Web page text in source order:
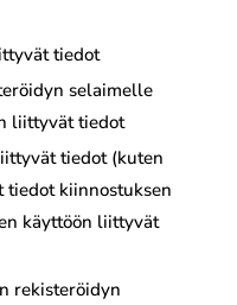
tiedot
selaimelle
liittyvät tiedot
tiedot (kuten
tiedot kiinnostuksen
käyttöön liittyvät
rekisteröidyn